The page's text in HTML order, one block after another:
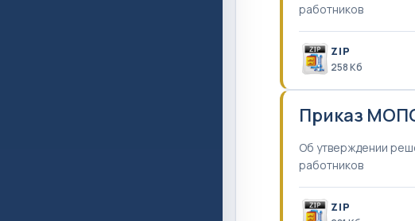
работников
ZIP
258 Кб
Приказ
Об утверждении
работников
ZIP